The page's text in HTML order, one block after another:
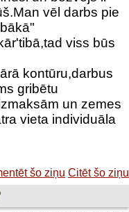
vēl darbs pie
viss būs
kontūru,darbus
gribētu
un zemes
vieta individuāla
šo ziņu Citēt šo ziņu